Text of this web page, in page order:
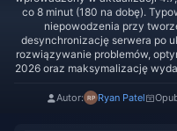
co 8 minut (180 na dobę).
niepowodzenia przy
desynchronizację serwera po
rozwiązywanie problemów,
2026 oraz maksymalizację
Autor: Ryan Patel